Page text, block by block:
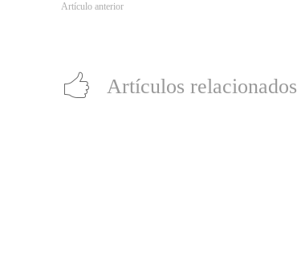
Artículo anterior
Artículos relacionados